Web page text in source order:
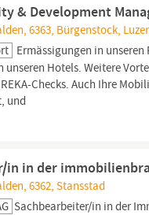
& Development
6363, Bürgenstock,
Ermässigungen in
Hotels. Weitere
Checks. Auch Ihre
und
in in der
6362, Stansstad
Sachbearbeiter/in in der